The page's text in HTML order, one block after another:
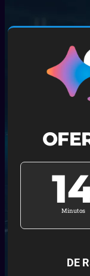
Minutos
DE